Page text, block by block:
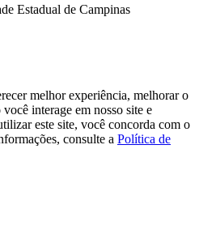
Estadual de Campinas
melhor experiência, melhorar o
interage em nosso site e
este site, você concorda com o
consulte a Política de